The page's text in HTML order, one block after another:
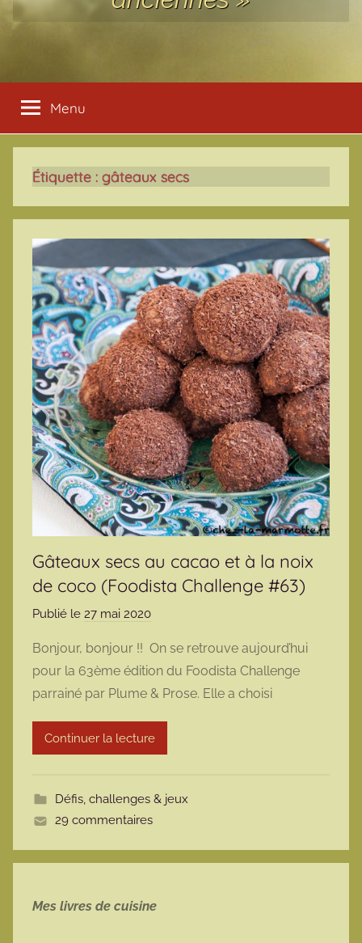
Menu
Étiquette : gâteaux secs
Gâteaux secs au cacao et à la noix
de coco (Foodista Challenge #63)
Publié le 27 mai 2020
r
m
a
r
m
t
e
Bonjour, bonjour !! On se retrouve aujourd’hui
pour la 63ème édition du Foodista Challenge
parrainé par Plume & Prose. Elle a choisi
Continuer la lecture
Défis, challenges & jeux
29 commentaires
Mes livres de cuisine